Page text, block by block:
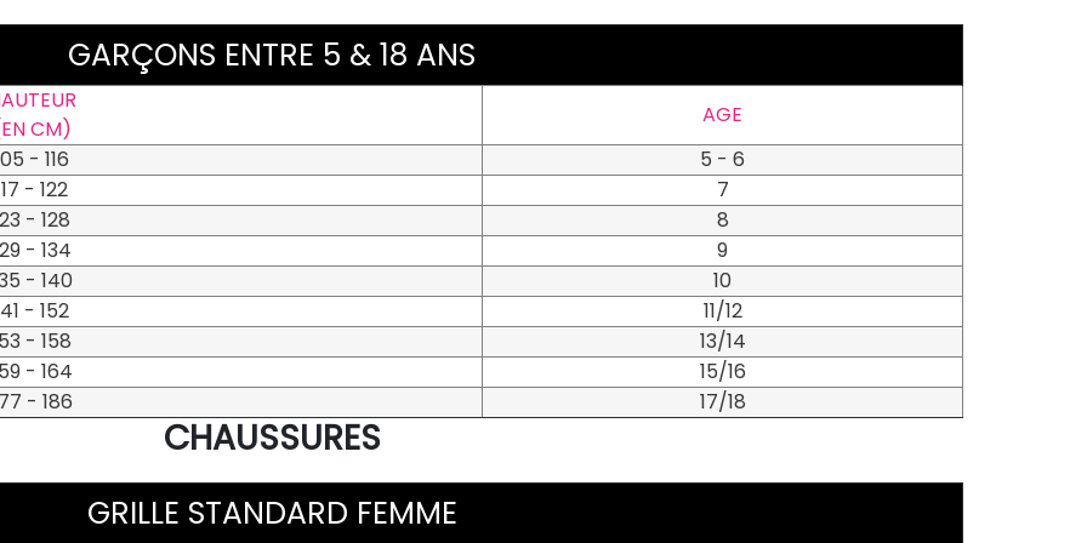
GARÇONS ENTRE 5 & 18 ANS
CM)
AGE
- 116
5 - 6
- 122
7
- 128
8
- 134
9
- 140
10
- 152
11/12
- 158
13/14
- 164
15/16
- 186
17/18
CHAUSSURES
GRILLE STANDARD FEMME